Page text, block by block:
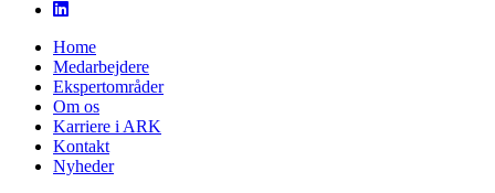
Home
Medarbejdere
Ekspertområder
Om os
Karriere i ARK
Kontakt
Nyheder